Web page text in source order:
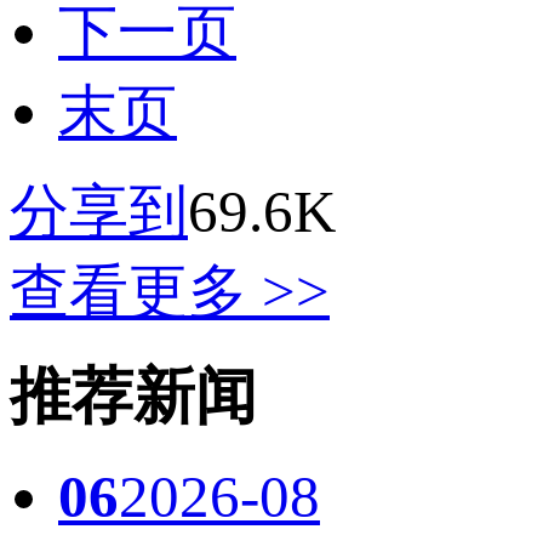
下一页
末页
分享到 69.6K
查看更多 >>
推荐新闻
062026-08